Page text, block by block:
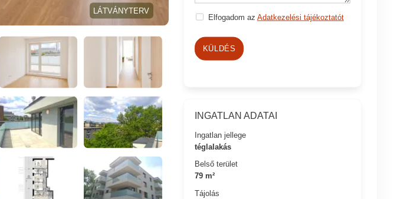
LÁTVÁNYTERV
Elfogadom az Adatkezelési tájékoztatót
KÜLDÉS
INGATLAN ADATAI
Ingatlan jellege
téglalakás
Belső terület
79 m²
Tájolás